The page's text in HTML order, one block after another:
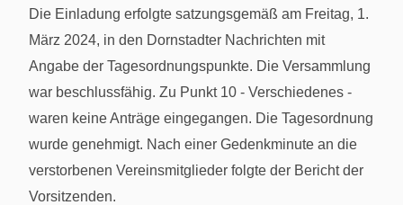
Die Einladung erfolgte satzungsgemäß am Freitag, 1.
März 2024, in den Dornstadter Nachrichten mit
Angabe der Tagesordnungspunkte. Die Versammlung
war beschlussfähig. Zu Punkt 10 - Verschiedenes -
waren keine Anträge eingegangen. Die Tagesordnung
wurde genehmigt. Nach einer Gedenkminute an die
verstorbenen Vereinsmitglieder folgte der Bericht der
Vorsitzenden.